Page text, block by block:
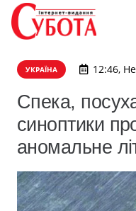
УКРАЇНА 12:46,
Спека,
синоптики
аномальне